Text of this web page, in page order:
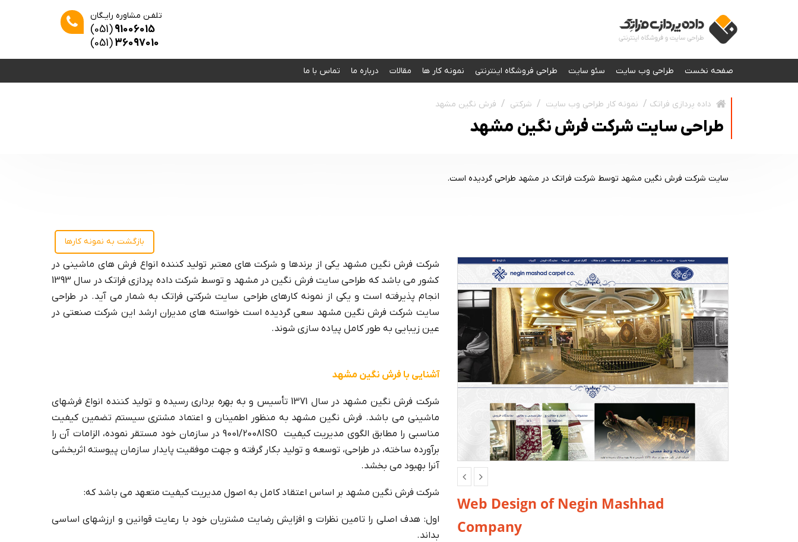
تلفـن مشاوره رایـگان
91006015
(051)
36097010
(051)
صفحه نخست طراحی وب سایت سئو سایت طراحی فروشگاه اینترنتی نمونه کار‌ ها مقالات درباره ما تماس با ما
داده پردازی فراتک نمونه کار طراحی وب سایت شرکتی فرش نگین مشهد
طراحی سایت شرکت فرش نگین مشهد
سایت شرکت فرش نگین مشهد توسط شرکت فراتک در مشهد طراحی گردیده است.
بازگشت به نمونه کارها
Web Design of Negin Mashhad
Company
شرکت فرش نگین مشهد یکی از برندها و شرکت های معتبر تولید کننده انواع فرش های ماشینی در
کشور می باشد که طراحی سایت فرش نگین در مشهد و توسط شرکت داده پردازی فراتک در سال 1393
انجام پذیرفته است و یکی از نمونه کارهای طراحی سایت شرکتی فراتک به شمار می آید. در طراحی
سایت شرکت فرش نگین مشهد سعی گردیده است خواسته های مدیران ارشد این شرکت صنعتی در
عین زیبایی به طور کامل پیاده سازی شوند.
آشنایی با فرش نگین مشهد
شرکت فرش نگین مشهد در سال 1371 تأسیس و به بهره برداری رسیده و تولید کننده انواع فرشهای
ماشینی می باشد. فرش نگین مشهد به منظور اطمینان و اعتماد مشتری سیستم تضمین کیفیت
مناسبی را مطابق الگوی مدیریت کیفیت ISO
9001/2008 در سازمان خود مستقر نموده، الزامات آن را
برآورده ساخته، در طراحی، توسعه و تولید بکار گرفته و جهت موفقیت پایدار سازمان پیوسته اثربخشی
آنرا بهبود می بخشد.
شرکت فرش نگین مشهد بر اساس اعتقاد کامل به اصول مدیریت کیفیت متعهد می باشد که:
اول: هدف اصلی را تامین نظرات و افزایش رضایت مشتریان خود با رعایت قوانین و ارزشهای اساسی
بداند.